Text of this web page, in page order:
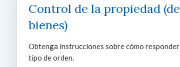
Control de la propiedad (de
bienes)
Obtenga instrucciones sobre cómo
tipo de orden.